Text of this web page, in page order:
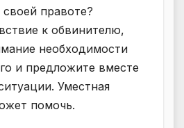
правоте?
к обвинителю,
необходимости
и предложите вместе
Уместная
помочь.